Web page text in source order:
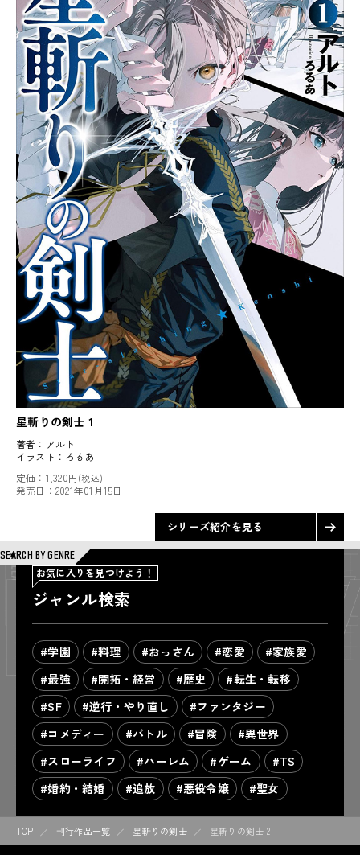
星斬りの剣士 1
著者： アルト
イラスト： ろるあ
定価： 1,320円(税込)
発売日： 2021年01月15日
シリーズ紹介を見る
SEARCH BY GENRE
お気に入りを見つけよう！
ジャンル検索
#学園 #料理 #おっさん #恋愛
#家族愛
#最強
#開拓・経営 #歴史
#転生・転移
#SF
#逆行・やり直し
#ファンタジー
#コメディー
#バトル #冒険
#異世界
#スローライフ
#ハーレム #ゲーム
#TS
#婚約・結婚
#追放 #悪役令嬢 #聖女
TOP 刊行作品一覧 星斬りの剣士 星斬りの剣士 2